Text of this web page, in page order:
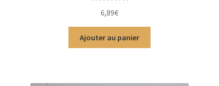
6,89€
Ajouter au panier